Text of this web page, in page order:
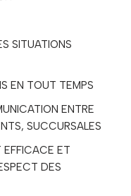
SITUATIONS
EN TOUT TEMPS
ENTRE
SUCCURSALES
EFFICACE ET
DES